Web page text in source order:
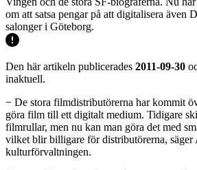
om att satsa pengar på att digitalisera även
salonger i Göteborg.
Den här artikeln publicerades 2011-09-30
inaktuell.
− De stora filmdistributörerna har kommit
göra film till ett digitalt medium. Tidigare
filmrullar, men nu kan man göra det med
vilket blir billigare för distributörerna, säger
kulturförvaltningen.